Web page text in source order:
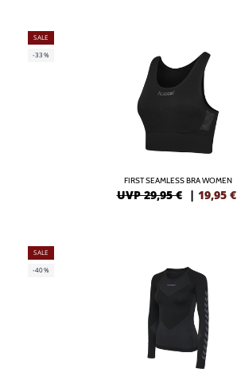
SALE
-33%
FIRST SEAMLESS BRA WOMEN
UVP 29,95 € | 19,95 €
SALE
-40%